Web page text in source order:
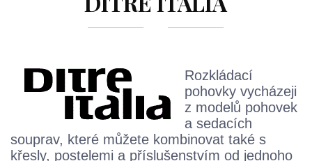
Rozkládací
pohovky vycházeji
z modelů pohovek
a sedacích
souprav, které můžete kombinovat také s
křesly, postelemi a příslušenstvím od jednoho